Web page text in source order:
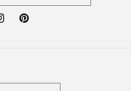
Pinterest